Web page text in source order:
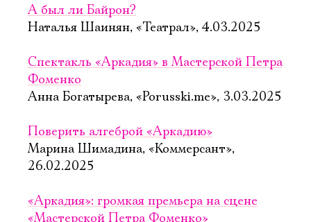
А был ли Байрон?
Наталья Шаинян, «Театрал», 4.03.2025
Спектакль «Аркадия» в Мастерской Петра
Фоменко
Анна Богатырева, «Porusski.me», 3.03.2025
Поверить алгеброй «Аркадию»
Марина Шимадина, «Коммерсант»,
26.02.2025
«Аркадия»: громкая премьера на сцене
«Мастерской Петра Фоменко»